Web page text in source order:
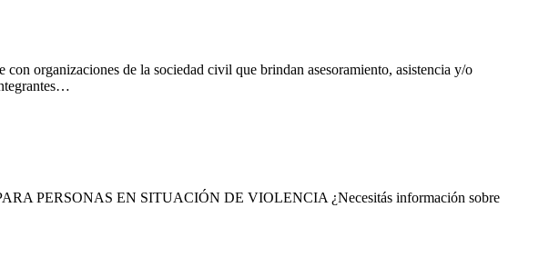
organizaciones de la sociedad civil que brindan asesoramiento, asistencia y/o
PARA PERSONAS EN SITUACIÓN DE VIOLENCIA ¿Necesitás información sobre